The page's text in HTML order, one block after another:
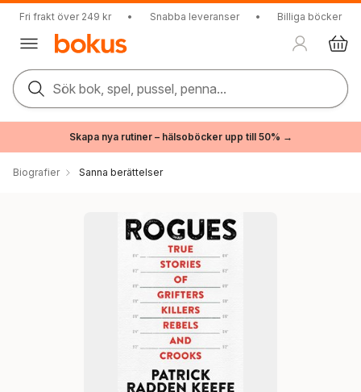
Fri frakt över 249 kr • Snabba leveranser • Billiga böcker
Sök bok, spel, pussel, penna...
Skapa nya rutiner – hälsoböcker upp till 50% →
Biografier Sanna berättelser